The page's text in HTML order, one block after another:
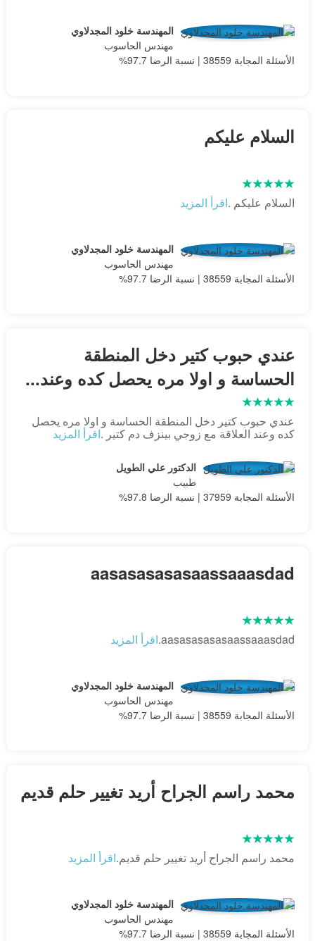
المهندسة خلود المجدلاوي
مهندس الحاسوب
الأسئلة المجابة 38559 | نسبة الرضا 97.7%
السلام عليكم
السلام عليكم .اقرأ المزيد
المهندسة خلود المجدلاوي
مهندس الحاسوب
الأسئلة المجابة 38559 | نسبة الرضا 97.7%
عندي حبوب كتير دخل المنطقة
الحساسة و اولا مره يحصل كده وعند...
عندي حبوب كتير دخل المنطقة الحساسة و اولا مره يحصل
كده وعند العلاقة مع زوجي بينزف دم كتير .اقرأ المزيد
الدكتور علي الطويل
طبيب
الأسئلة المجابة 37959 | نسبة الرضا 97.8%
aasasasasasaassaaasdad
aasasasasasaassaaasdad. اقرأ المزيد
المهندسة خلود المجدلاوي
مهندس الحاسوب
الأسئلة المجابة 38559 | نسبة الرضا 97.7%
محمد راسم الجراح أريد تغيير حلم قديم
محمد راسم الجراح أريد تغيير حلم قديم.اقرأ المزيد
المهندسة خلود المجدلاوي
مهندس الحاسوب
الأسئلة المجابة 38559 | نسبة الرضا 97.7%